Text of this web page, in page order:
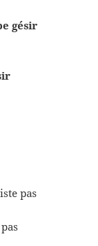
gésir
pas